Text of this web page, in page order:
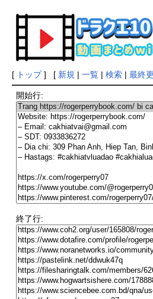
[ トップ] [ 新規 | 一覧| 検索| 最終
開始行:
終了行: